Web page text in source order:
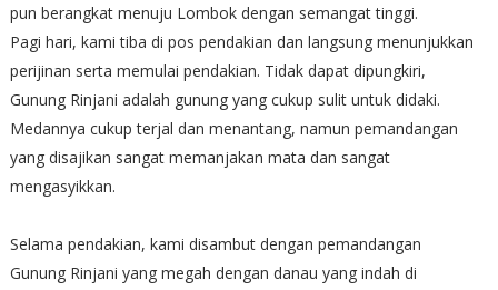
pun berangkat menuju Lombok dengan semangat tinggi.
Pagi hari, kami tiba di pos pendakian dan langsung menunjukkan
perijinan serta memulai pendakian. Tidak dapat dipungkiri,
Gunung Rinjani adalah gunung yang cukup sulit untuk didaki.
Medannya cukup terjal dan menantang, namun pemandangan
yang disajikan sangat memanjakan mata dan sangat
mengasyikkan.
Selama pendakian, kami disambut dengan pemandangan
Gunung Rinjani yang megah dengan danau yang indah di